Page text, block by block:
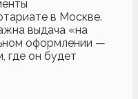
в Москве.
выдача «на
оформлении —
где он будет